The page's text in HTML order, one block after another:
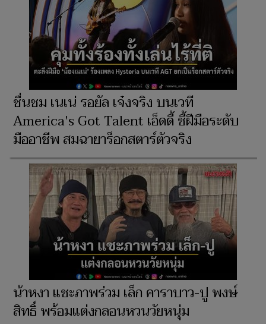
ชื่นชม เนเน่ รอยัล เจ๋งจริง บนเวที
America's Got Talent เอ็ดดี้ ชี้ฝีมือระดับ
มืออาชีพ สมฉายาร็อกสตาร์ตัวจริง
น้าหงา แชะภาพร่วม เล็ก คาราบาว-ปู พงษ์
สิทธิ์ พร้อมแต่งกลอนหวนวัยหนุ่ม